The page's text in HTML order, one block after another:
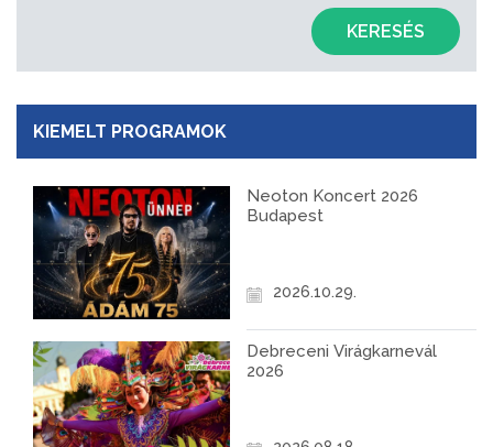
KERESÉS
KIEMELT PROGRAMOK
Neoton Koncert 2026
Budapest
2026.10.29.
Debreceni Virágkarnevál
2026